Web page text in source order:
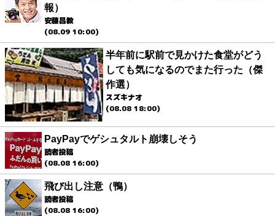
報）
安藤昌教
(08.09 10:00)
半年前に駅前で見かけた食堂がどう
しても気になるのでまた行った（傑
作選）
スズキナオ
(08.08 18:00)
PayPayでゲシュタルト崩壊しそう
読者投稿
(08.08 16:00)
飛び出し注意（鴨）
読者投稿
(08.08 16:00)